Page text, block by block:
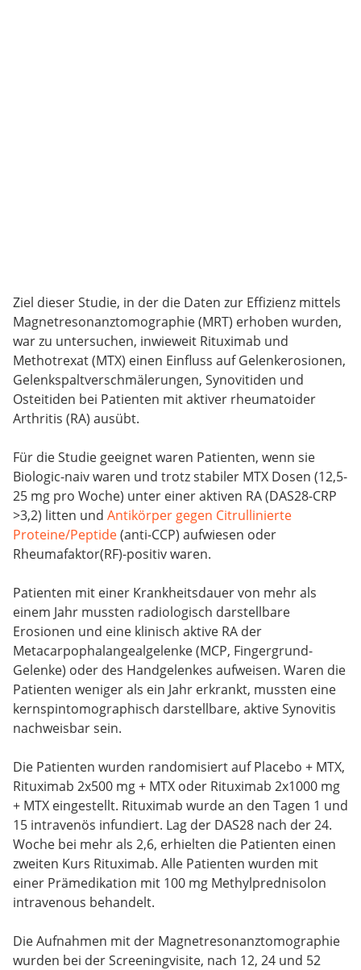
Ziel dieser Studie, in der die Daten zur Effizienz mittels
Magnetresonanztomographie (MRT) erhoben wurden,
war zu untersuchen, inwieweit Rituximab und
Methotrexat (MTX) einen Einfluss auf Gelenkerosionen,
Gelenkspaltverschmälerungen, Synovitiden und
Osteitiden bei Patienten mit aktiver rheumatoider
Arthritis (RA) ausübt.
Für die Studie geeignet waren Patienten, wenn sie
Biologic-naiv waren und trotz stabiler MTX Dosen (12,5-
25 mg pro Woche) unter einer aktiven RA (DAS28-CRP
>3,2) litten und Antikörper gegen Citrullinierte
Proteine/Peptide(anti-CCP) aufwiesen oder
Rheumafaktor(RF)-positiv waren.
Patienten mit einer Krankheitsdauer von mehr als
einem Jahr mussten radiologisch darstellbare
Erosionen und eine klinisch aktive RA der
Metacarpophalangealgelenke (MCP, Fingergrund-
Gelenke) oder des Handgelenkes aufweisen. Waren die
Patienten weniger als ein Jahr erkrankt, mussten eine
kernspintomographisch darstellbare, aktive Synovitis
nachweisbar sein.
Die Patienten wurden randomisiert auf Placebo + MTX,
Rituximab 2x500 mg + MTX oder Rituximab 2x1000 mg
+ MTX eingestellt. Rituximab wurde an den Tagen 1 und
15 intravenös infundiert. Lag der DAS28 nach der 24.
Woche bei mehr als 2,6, erhielten die Patienten einen
zweiten Kurs Rituximab. Alle Patienten wurden mit
einer Prämedikation mit 100 mg Methylprednisolon
intravenous behandelt.
Die Aufnahmen mit der Magnetresonanztomographie
wurden bei der Screeningvisite, nach 12, 24 und 52